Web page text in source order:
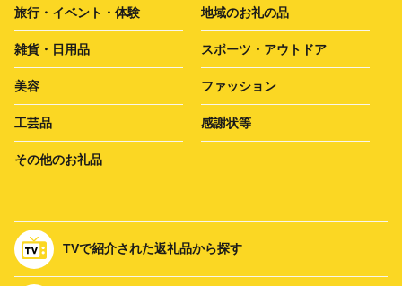
旅行・イベント・体験 地域のお礼の品
雑貨・日用品 スポーツ・アウトドア
美容 ファッション
工芸品 感謝状等
その他のお礼品
TVで紹介された返礼品から探す